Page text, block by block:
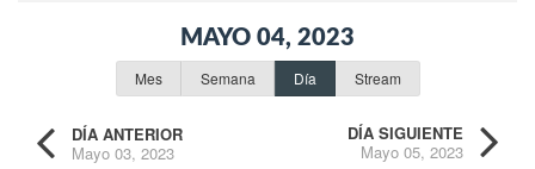
DÍA ANTERIOR
Mayo 03, 2023
MAYO 04, 2023
Mes Semana Día Stream
DÍA SIGUIENTE
Mayo 05, 2023